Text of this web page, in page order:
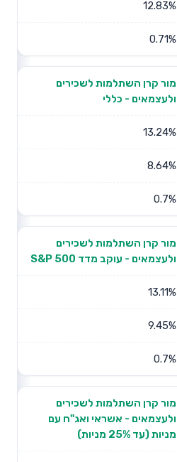
12.83%
0.71%
מור קרן השתלמות לשכירים
ולעצמאים - כללי
13.24%
8.64%
0.7%
מור קרן השתלמות לשכירים
ולעצמאים - עוקב מדד S&P 500
13.11%
9.45%
0.7%
מור קרן השתלמות לשכירים
ולעצמאים - אשראי ואג"ח עם
מניות (עד 25% מניות)